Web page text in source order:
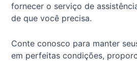
fornecer o serviço de
de que você precisa.
Conte conosco para manter
em perfeitas condições,